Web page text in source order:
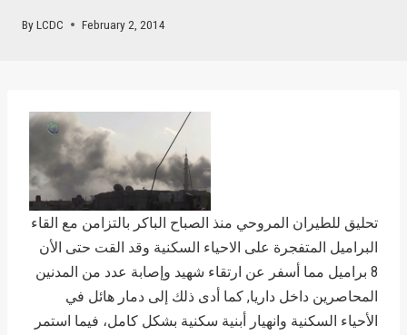
ByLCDC February 2, 2014
تحليق للطيران المروحي منذ الصباح الباكر بالتزامن مع القاء
البراميل المتفجرة على الاحياء السكنية وقد القت حتى الأن
8 براميل مما أسفر عن ارتقاء شهيد وإصابة عدد من المدنين
المحاصرين داخل داريا, كما أدى ذلك إلى دمار هائل في
الأحياء السكنية وانهيار أبنية سكنية بشكل كامل، فيما استمر